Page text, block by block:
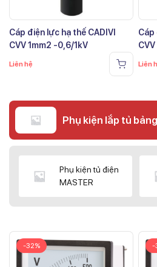
Cáp điện lực hạ thế CADIVI
CVV 1mm2 -0,6/1kV
Liên hệ
Cáp
Liên
Phụ kiện lắp tủ
Phụ kiện tủ điện
MASTER
-32% -